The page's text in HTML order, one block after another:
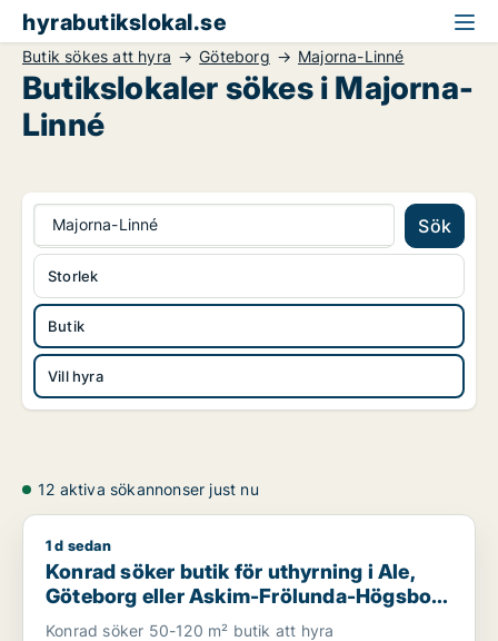
hyrabutikslokal.se
Butik sökes att hyra Göteborg Majorna-Linné
Butikslokaler sökes i Majorna-
Linné
Majorna-Linné Sök
Butik
Vill hyra
Storlek
12 aktiva sökannonser just nu
Konrad söker butik för uthyrning i Ale, Göteborg eller
1 d sedan
Konrad söker butik för uthyrning i Ale,
Göteborg eller Askim-Frölunda-Högsbo
m.fl.
Konrad söker 50-120 m² butik att hyra